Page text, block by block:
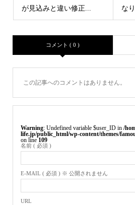
が見込みと違い修正...
な
コメント ( 0 )
この記事へのコメントはありません。
Warning : Undefined variable $user_ID in /
life.jp/public_html/wp-content/themes/
on line 109
名前 ( 必須 )
E-MAIL ( 必須 ) ※ 公開されません
URL